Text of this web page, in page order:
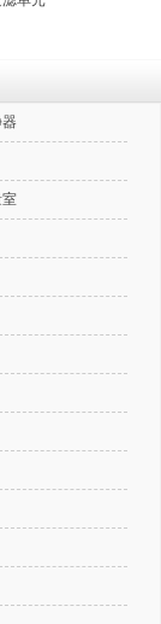
器